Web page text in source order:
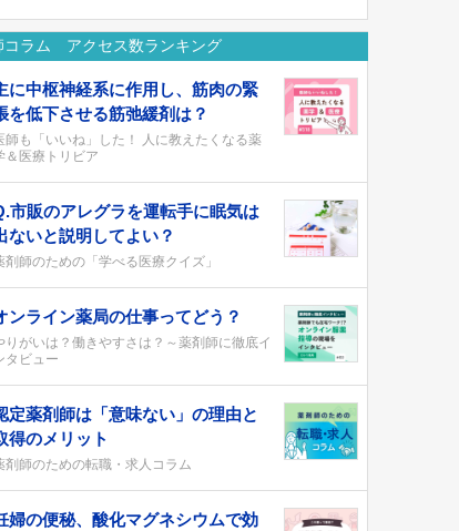
コラム アクセス数ランキング
に中枢神経系に作用し、筋肉の緊
を低下させる筋弛緩剤は？
師も「いいね」した！ 人に教えたくなる薬
＆医療トリビア
市販のアレグラを運転手に眠気は
ないと説明してよい？
剤師のための「学べる医療クイズ」
ンライン薬局の仕事ってどう？
りがいは？働きやすさは？～薬剤師に徹底イ
タビュー
定薬剤師は「意味ない」の理由と
得のメリット
剤師のための転職・求人コラム
婦の便秘、酸化マグネシウムで効